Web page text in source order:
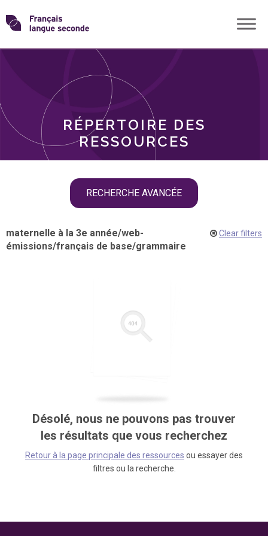
Skip
toTransformons
langue
RÉPERTOIRE DES
RESSOURCES
RECHERCHE AVANCÉE
THÈMES
maternelle à la 3e année/web-
émissions/français de base/grammaire
Clear filters
Désolé, nous ne pouvons pas trouver
les résultats que vous recherchez
Retour à la page principale des ressources ou essayer des
filtres ou la recherche.